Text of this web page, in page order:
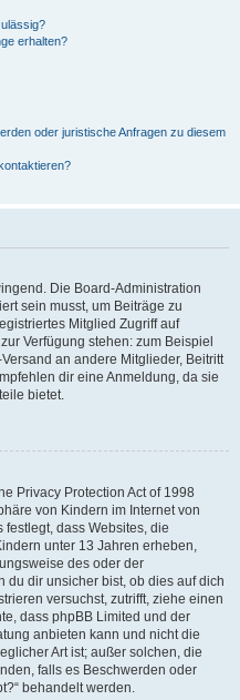
erhalten?
oder juristische Anfragen zu diesem
Die Board-Administration
sein musst, um Beiträge zu
Mitglied Zugriff auf
Verfügung stehen: zum Beispiel
an andere Mitglieder, Beitritt
dir eine Anmeldung, da sie
bietet.
Privacy Protection Act of 1998
von Kindern im Internet von
dass Websites, die
unter 13 Jahren erheben,
des oder der
du dir unsicher bist, ob dies auf dich
versuchst, zutrifft, ziehe einen
dass phpBB Limited und der
anbieten kann und nicht die
Art ist; außer solchen, die
falls es Beschwerden oder
behandelt werden.